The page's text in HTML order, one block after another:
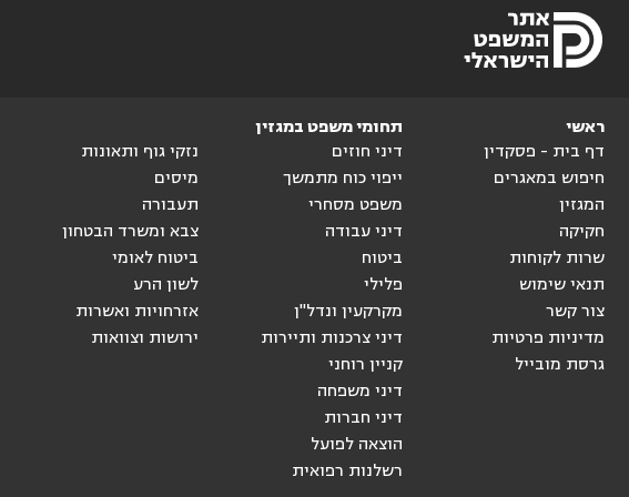
ראשי
דף בית - פסקדין
חיפוש במאגרים
המגזין
חקיקה
שרות לקוחות
תנאי שימוש
צור קשר
מדיניות פרטיות
גרסת מובייל
תחומי משפט במגזין
דיני חוזים
ייפוי כוח מתמשך
משפט מסחרי
דיני עבודה
ביטוח
פלילי
מקרקעין ונדל"ן
דיני צרכנות ותיירות
קניין רוחני
דיני משפחה
דיני חברות
הוצאה לפועל
רשלנות רפואית
נזקי גוף ותאונות
מיסים
תעבורה
צבא ומשרד הבטחון
ביטוח לאומי
לשון הרע
אזרחויות ואשרות
ירושות וצוואות